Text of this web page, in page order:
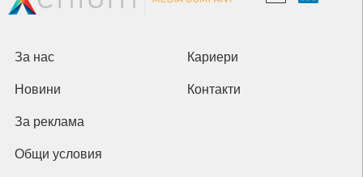
За нас Кариери
Новини Контакти
За реклама
Общи условия